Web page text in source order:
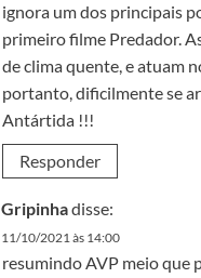
ignora um dos principais
primeiro filme Predador.
de clima quente, e atuam
portanto, dificilmente se
Antártida !!!
Responder
Gripinhadisse:
11/10/2021 às 14:00
resumindo AVP meio que